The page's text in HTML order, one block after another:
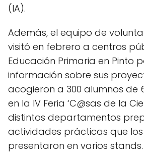
(IA).
Además, el equipo de
visitó en febrero a centros
Educación Primaria en Pinto
información sobre sus
acogieron a 300 alumnos de
en la IV Feria ‘C@sas de la
distintos departamentos
actividades prácticas que
presentaron en varios stands.